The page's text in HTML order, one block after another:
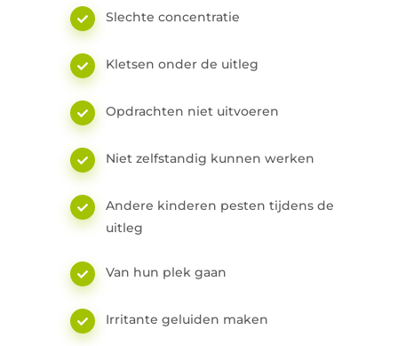
Slechte concentratie
Kletsen onder de uitleg
Opdrachten niet uitvoeren
Niet zelfstandig kunnen werken
Andere kinderen pesten tijdens de
uitleg
Van hun plek gaan
Irritante geluiden maken